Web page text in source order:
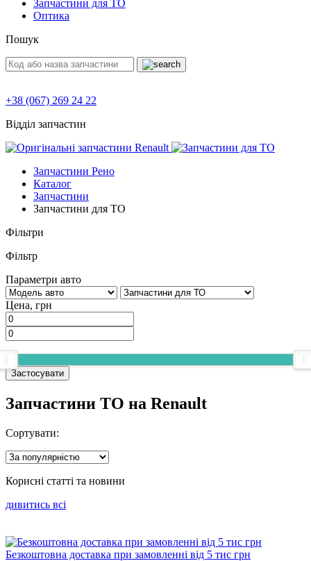
Запчастини для ТО
Оптика
Пошук
+38 (067) 269 24 22
Відділ запчастин
Запчастини Рено
Каталог
Запчастини
Запчастини для ТО
Фільтри
Фільтр
Параметри авто
Цена, грн
Застосувати
Запчастини ТО на Renault
Сортувати:
Корисні статті та новини
дивитись всi
Безкоштовна доставка при замовленні від 5 тис грн